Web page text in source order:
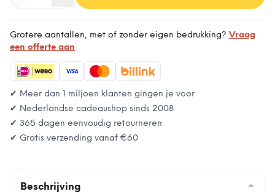
Grotere aantallen, met of zonder eigen bedrukking? Vraag
een offerte aan
✔ Meer dan 1 miljoen klanten gingen je voor
✔ Nederlandse cadeaushop sinds 2008
✔ 365 dagen eenvoudig retourneren
✔ Gratis verzending vanaf €60
Beschrijving ⌄